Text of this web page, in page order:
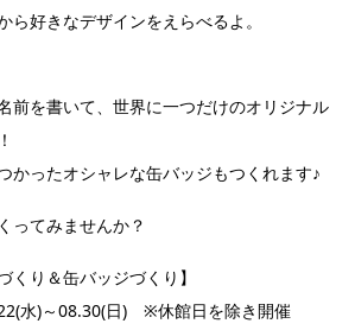
ら好きなデザインをえらべるよ。
前を書いて、世界に一つだけのオリジナル
かったオシャレな缶バッジもつくれます♪
ってみませんか？
くり＆缶バッジづくり】
水)～08.30(日) ※休館日を除き開催